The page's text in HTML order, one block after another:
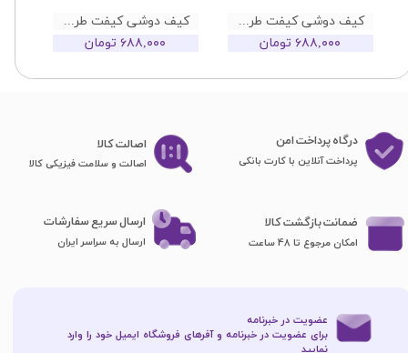
کیف دوشی کیفت طرح توپی زمینه سفید
۶۸۸,۰۰۰ تومان
کیف دوشی کیفت طرح توپی زمینه مشکی
۶۸۸,۰۰۰ تومان
درگاه پرداخت امن
پرداخت آنلاین با کارت بانکی
اصا​​​​​​​لت کالا
اصالت و سلامت فیزیکی کالا
ضمانت بازگشت کالا
امکان مرجوع تا 48 ساعت
ارسال سریع سفارشات
ارسال به سراسر ایران
عضویت در خبرنامه
برای عضویت در خبرنامه و آفرهای فروشگاه ایمیل خود را وارد
نمایید​​​​​​​